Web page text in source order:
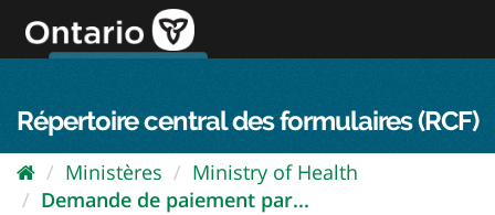
directement
au
Répertoire central des formulaires (RCF)
Ministères
Ministry of Health
Demande de paiement par...